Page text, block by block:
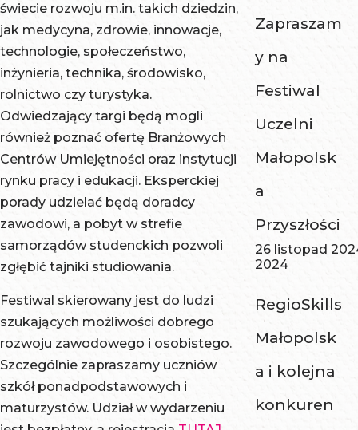
świecie rozwoju m.in. takich dziedzin,
jak medycyna, zdrowie, innowacje,
technologie, społeczeństwo,
inżynieria, technika, środowisko,
rolnictwo czy turystyka.
Odwiedzający targi będą mogli
również poznać ofertę Branżowych
Centrów Umiejętności oraz instytucji
rynku pracy i edukacji. Eksperckiej
porady udzielać będą doradcy
zawodowi, a pobyt w strefie
samorządów studenckich pozwoli
zgłębić tajniki studiowania.
Festiwal skierowany jest do ludzi
szukających możliwości dobrego
rozwoju zawodowego i osobistego.
Szczególnie zapraszamy uczniów
szkół ponadpodstawowych i
maturzystów. Udział w wydarzeniu
Zapraszam
y na
Festiwal
Uczelni
Małopolsk
a
Przyszłości
26 listopad
2024
RegioSkills
Małopolsk
a i kolejna
konkuren